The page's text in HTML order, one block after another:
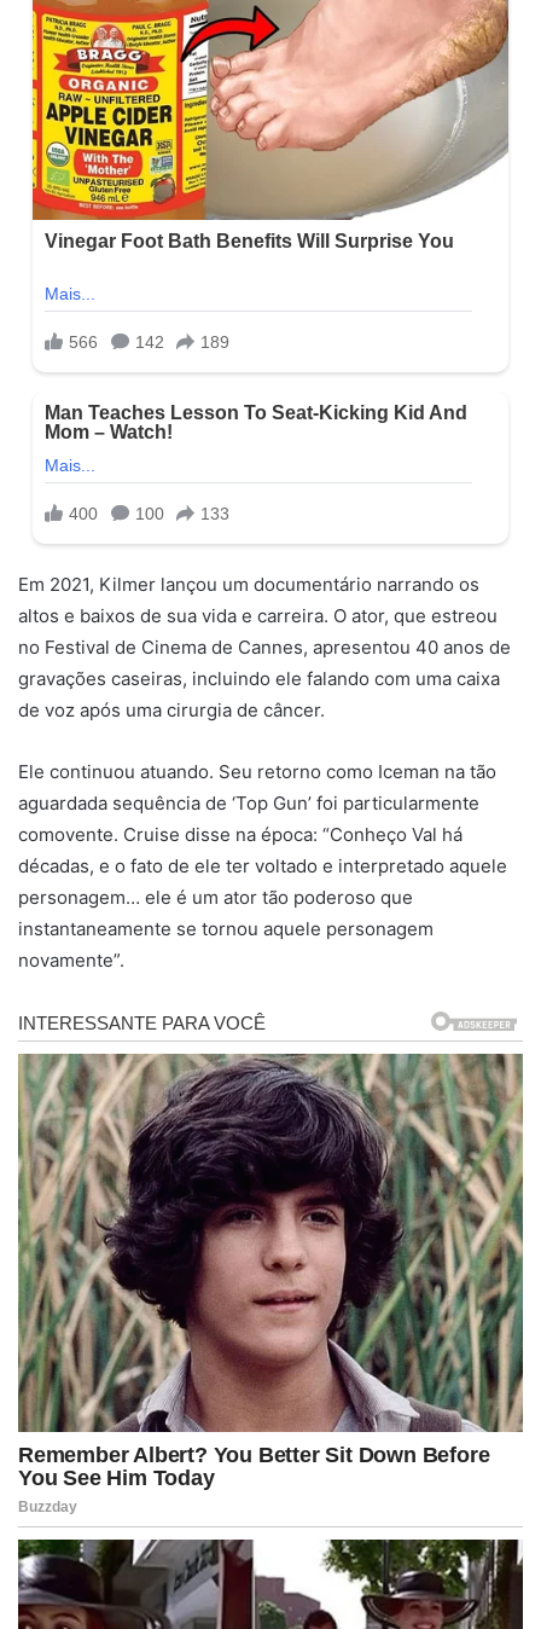
Em 2021, Kilmer lançou um documentário narrando os
altos e baixos de sua vida e carreira. O ator, que estreou
no Festival de Cinema de Cannes, apresentou 40 anos de
gravações caseiras, incluindo ele falando com uma caixa
de voz após uma cirurgia de câncer.
Ele continuou atuando. Seu retorno como Iceman na tão
aguardada sequência de ‘Top Gun’ foi particularmente
comovente. Cruise disse na época: “Conheço Val há
décadas, e o fato de ele ter voltado e interpretado aquele
personagem… ele é um ator tão poderoso que
instantaneamente se tornou aquele personagem
novamente”.